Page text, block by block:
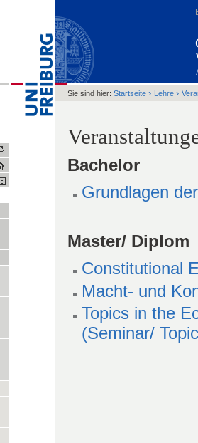
Sie sind hier: Startseite › Lehre ›
Bachelor
Grundlagen
Master/ Diplom
Constitutional
Macht- und
Topics in the
(Seminar/